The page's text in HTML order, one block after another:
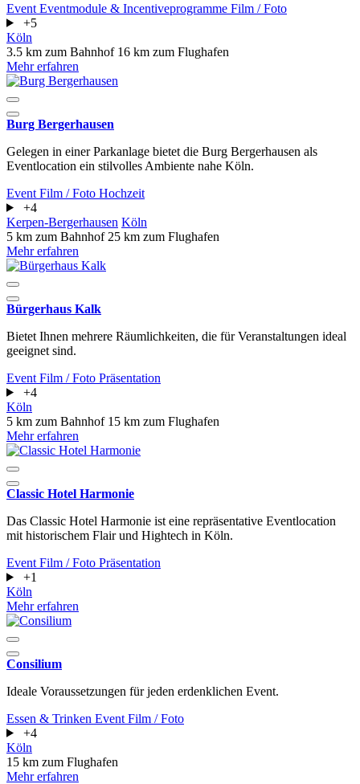
Event Eventmodule & Incentiveprogramme Film / Foto
+5
Köln
3.5 km zum Bahnhof 16 km zum Flughafen
Mehr erfahren
Burg Bergerhausen
Gelegen in einer Parkanlage bietet die Burg Bergerhausen als
Eventlocation ein stilvolles Ambiente nahe Köln.
Event Film / Foto Hochzeit
+4
Kerpen-Bergerhausen Köln
5 km zum Bahnhof 25 km zum Flughafen
Mehr erfahren
Bürgerhaus Kalk
Bietet Ihnen mehrere Räumlichkeiten, die für Veranstaltungen ideal
geeignet sind.
Event Film / Foto Präsentation
+4
Köln
5 km zum Bahnhof 15 km zum Flughafen
Mehr erfahren
Classic Hotel Harmonie
Das Classic Hotel Harmonie ist eine repräsentative Eventlocation
mit historischem Flair und Hightech in Köln.
Event Film / Foto Präsentation
+1
Köln
Mehr erfahren
Consilium
Ideale Voraussetzungen für jeden erdenklichen Event.
Essen & Trinken Event Film / Foto
+4
Köln
15 km zum Flughafen
Mehr erfahren